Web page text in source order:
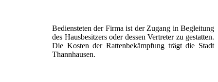
Bediensteten der Firma ist der Zugang in Begleitung
des Hausbesitzers oder dessen Vertreter zu gestatten.
Die Kosten der Rattenbekämpfung trägt die Stadt
Thannhausen.